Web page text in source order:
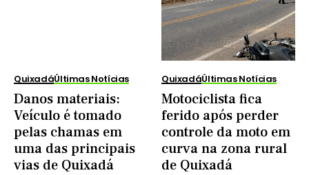
QuixadáÚltimas Notícias
Danos materiais:
Veículo é tomado
pelas chamas em
uma das principais
vias de Quixadá
QuixadáÚltimas Notícias
Motociclista fica
ferido após perder
controle da moto em
curva na zona rural
de Quixadá